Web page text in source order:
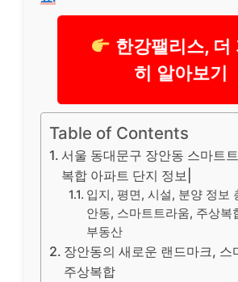
한강팰리스, 더
히 알아보기
Table of Contents
서울 동대문구 장안동 스마트
복합 아파트 단지 정보|
입지, 평면, 시설, 분양 정보
안동, 스마트트라움, 주상복
부동산
장안동의 새로운 랜드마크, 스
주상복합